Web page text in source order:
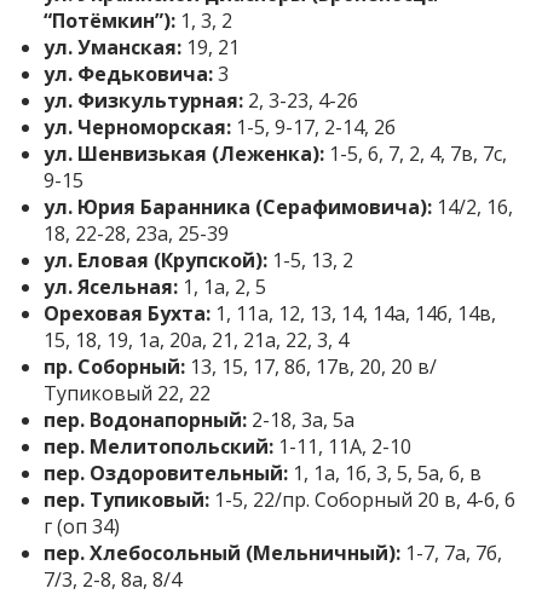
“Потёмкин”): 1, 3, 2
ул. Уманская: 19, 21
ул. Федьковича:3
ул. Физкультурная: 2, 3-23, 4-26
ул. Черноморская: 1-5, 9-17, 2-14, 2б
ул. Шенвизькая (Леженка): 1-5, 6, 7, 2, 4, 7в, 7с,
9-15
ул. Юрия Баранника (Серафимовича): 14/2, 16,
18, 22-28, 23а, 25-39
ул. Еловая (Крупской): 1-5, 13, 2
ул. Ясельная: 1, 1а, 2, 5
Ореховая Бухта: 1, 11а, 12, 13, 14, 14а, 14б, 14в,
15, 18, 19, 1а, 20а, 21, 21а, 22, 3, 4
пр. Соборный: 13, 15, 17, 8б, 17в, 20, 20 в/
Тупиковый 22, 22
пер. Водонапорный: 2-18, 3а, 5а
пер. Мелитопольский: 1-11, 11A, 2-10
пер. Оздоровительный: 1, 1а, 1б, 3, 5, 5а, б, в
пер. Тупиковый: 1-5, 22/пр. Соборный 20 в, 4-6, 6
г (оп 34)
пер. Хлебосольный (Мельничный): 1-7, 7а, 7б,
7/3, 2-8, 8а, 8/4